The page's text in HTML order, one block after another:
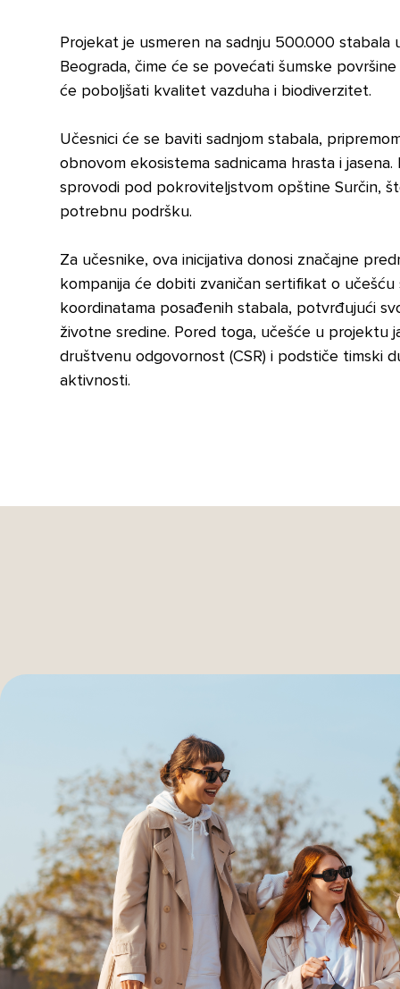
Projekat je usmeren na sadnju 500.000 stabala
Beograda, čime će se povećati šumske površine
će poboljšati kvalitet vazduha i biodiverzitet.
Učesnici će se baviti sadnjom stabala,
obnovom ekosistema sadnicama hrasta i jasena.
sprovodi pod pokroviteljstvom opštine Surčin,
potrebnu podršku.
Za učesnike, ova inicijativa donosi značajne
kompanija će dobiti zvaničan sertifikat o učešću
koordinatama posađenih stabala, potvrđujući
životne sredine. Pored toga, učešće u projektu
društvenu odgovornost (CSR) i podstiče timski
aktivnosti.